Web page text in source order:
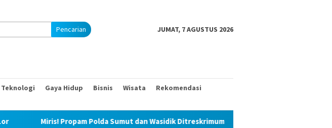
Pencarian JUMAT, 7 AGUSTUS 2026
Teknologi Gaya Hidup Bisnis Wisata
Rekomendasi
Polda Sumut dan Wasidik Ditreskrimum Diduga Permainkan Masyarakat Kecil Yang